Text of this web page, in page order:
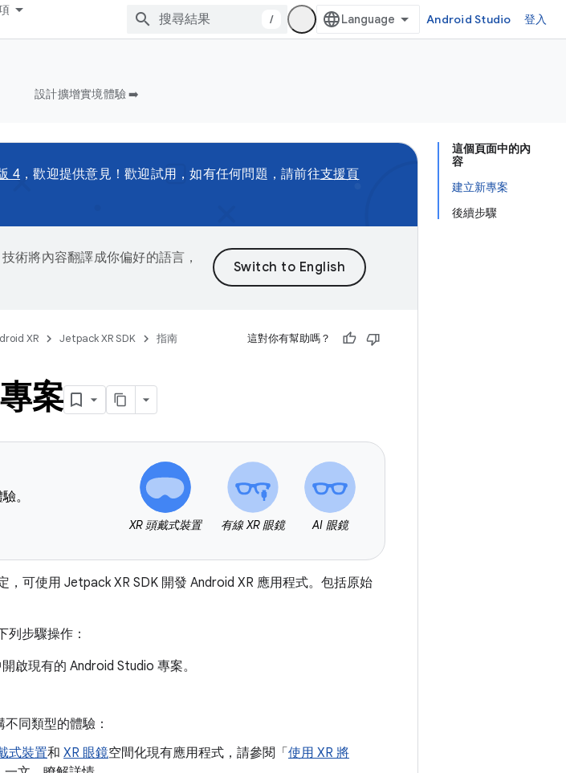
/ Android Studio 登入
設計擴增實境體驗 ➡️
這個頁面中的內
容
建立新專案
後續步驟
4 ，歡迎提供意見！歡迎試用，如有任何問題，請前往支援頁
術將內容翻譯成你偏好的語言，
XR Jetpack XR SDK 指南 這對你有幫助嗎？
案
。
XR 頭戴式裝置 有線 XR 眼鏡 AI 眼鏡
可使用 Jetpack XR SDK 開發 Android XR 應用程式。包括原始
列步驟操作：
啟現有的 Android Studio 專案。
同類型的體驗：
式裝置和 XR 眼鏡空間化現有應用程式，請參閱「 使用 XR 將